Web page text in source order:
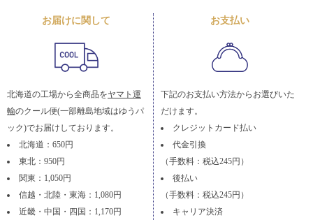
お届けに関して
北海道の工場から全商品をヤマト運
輸のクール便(一部離島地域はゆうパ
ック)でお届けしております。
北海道：650円
東北：950円
関東：1,050円
信越・北陸・東海：1,080円
近畿・中国・四国：1,170円
お支払い
下記のお支払い方法からお選びいた
だけます。
クレジットカード払い
代金引換
（手数料：税込245円）
後払い
（手数料：税込245円）
キャリア決済